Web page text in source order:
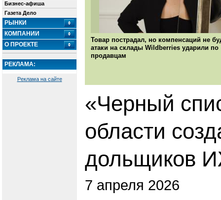
Бизнес-афиша
Газета Дело
РЫНКИ
КОМПАНИИ
О ПРОЕКТЕ
РЕКЛАМА:
Реклама на сайте
Товар пострадал, но компенсаций не
атаки на склады Wildberries ударили по
продавцам
«Черный
области
дольщиков
7 апреля 2026